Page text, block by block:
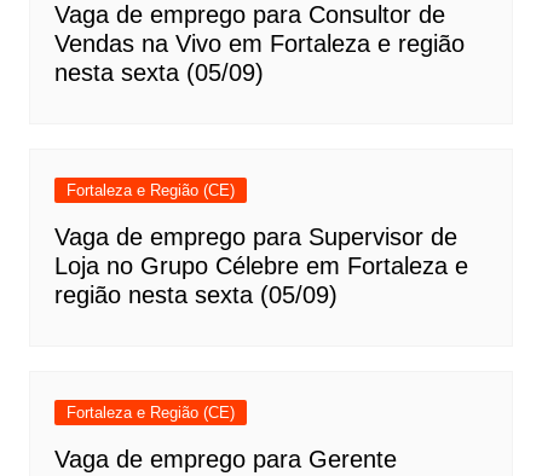
Vaga de emprego para Consultor de
Vendas na Vivo em Fortaleza e região
nesta sexta (05/09)
Fortaleza e Região (CE)
Vaga de emprego para Supervisor de
Loja no Grupo Célebre em Fortaleza e
região nesta sexta (05/09)
Fortaleza e Região (CE)
Vaga de emprego para Gerente